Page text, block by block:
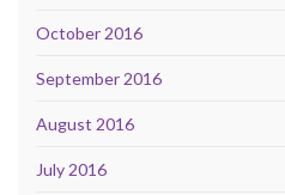
October 2016
September 2016
August 2016
July 2016